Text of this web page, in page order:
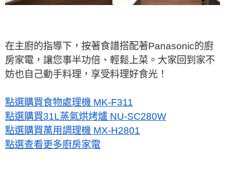
在主廚的指導下，按著食譜搭配著Panasonic的廚
房家電，讓您事半功倍、輕鬆上菜。大家回到家不
妨也自己動手料理，享受料理好食光！
點選購買食物處理機 MK-F311
點選購買31L蒸氣烘烤爐 NU-SC280W
點選購買萬用調理機 MX-H2801
點選查看更多廚房家電